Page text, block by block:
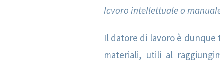
lavoro intellettuale o
Il datore di lavoro è
materiali, utili al